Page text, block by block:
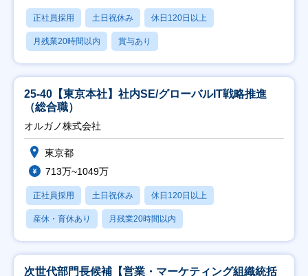
正社員採用 土日祝休み 休日120日以上
月残業20時間以内 賞与あり
25-40【東京本社】社内SE/グローバルIT戦略推進
（総合職）
オルガノ株式会社
東京都
713万~1049万
正社員採用 土日祝休み 休日120日以上
産休・育休あり 月残業20時間以内
次世代部門長候補【営業・マーケティング組織統括